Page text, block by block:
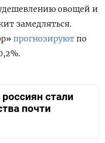
овощей и
замедляться.
прогнозируют по
стали
почти